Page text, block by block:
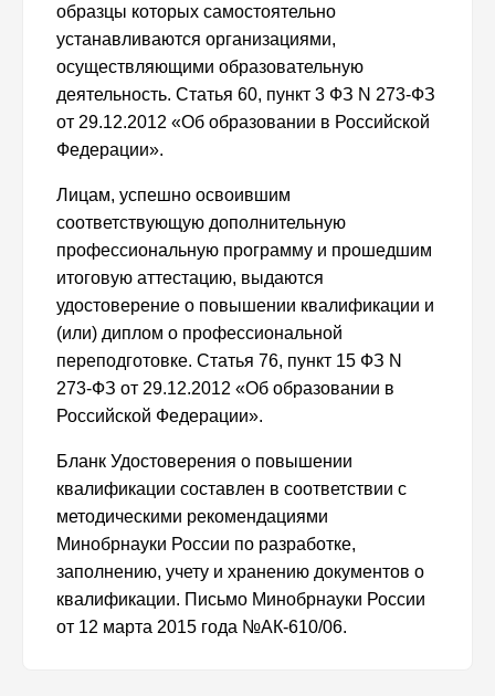
образцы которых самостоятельно
устанавливаются организациями,
осуществляющими образовательную
деятельность. Статья 60, пункт 3 ФЗ N 273-ФЗ
от 29.12.2012 «Об образовании в Российской
Федерации».
Лицам, успешно освоившим
соответствующую дополнительную
профессиональную программу и прошедшим
итоговую аттестацию, выдаются
удостоверение о повышении квалификации и
(или) диплом о профессиональной
переподготовке. Статья 76, пункт 15 ФЗ N
273-ФЗ от 29.12.2012 «Об образовании в
Российской Федерации».
Бланк Удостоверения о повышении
квалификации составлен в соответствии с
методическими рекомендациями
Минобрнауки России по разработке,
заполнению, учету и хранению документов о
квалификации. Письмо Минобрнауки России
от 12 марта 2015 года №АК-610/06.